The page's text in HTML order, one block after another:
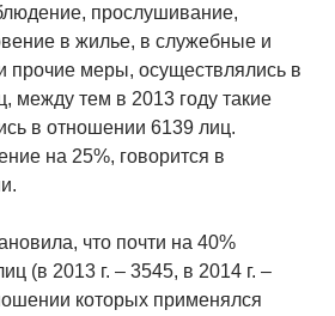
прослушивание,
в жилье, в служебные и
прочие меры, осуществлялись в
между тем в 2013 году такие
в отношении 6139 лиц.
на 25%, говорится в
что почти на 40%
(в 2013 г. – 3545, в 2014 г. –
которых применялся